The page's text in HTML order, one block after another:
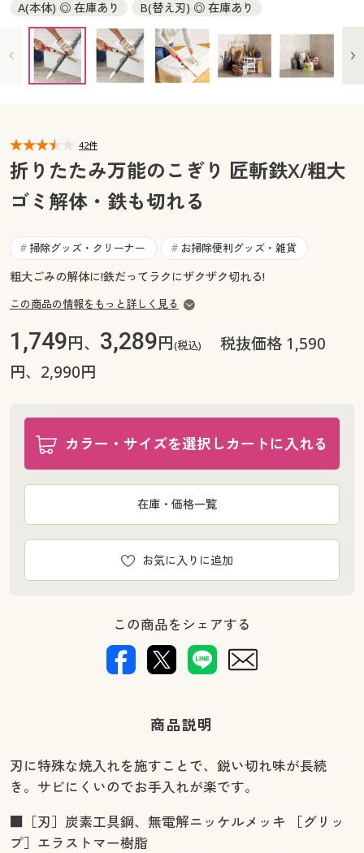
デジタルカタログ
カタログ無料プレゼント
マイページ
閲覧履歴
お気に入り
サポート
よくある質問とお問い合わせ
カタログ無料プレゼント
会員メニュー
閲覧履歴
お気に入り
ご利用ガイド
よくある質問とお問い合わせ
A(本体) ◎ 在庫あり
B(替え刃) ◎ 在庫あり
42件
折りたたみ万能のこぎり 匠斬鉄X/粗大
ゴミ解体・鉄も切れる
# 掃除グッズ・クリーナー # お掃除便利グッズ・雑貨
粗大ごみの解体に!鉄だってラクにザクザク切れる!
この商品の情報をもっと詳しく見る
1,749円、 3,289円(税込)
税抜価格 1,590
円、2,990円
カラー・サイズを選択しカートに入れる
お気に入りに追加
在庫・価格一覧
この商品をシェアする
商品説明
刃に特殊な焼入れを施すことで、鋭い切れ味が長続
き。サビにくいのでお手入れが楽です。
■［刃］炭素工具鋼、無電解ニッケルメッキ ［グリッ
プ］エラストマー樹脂